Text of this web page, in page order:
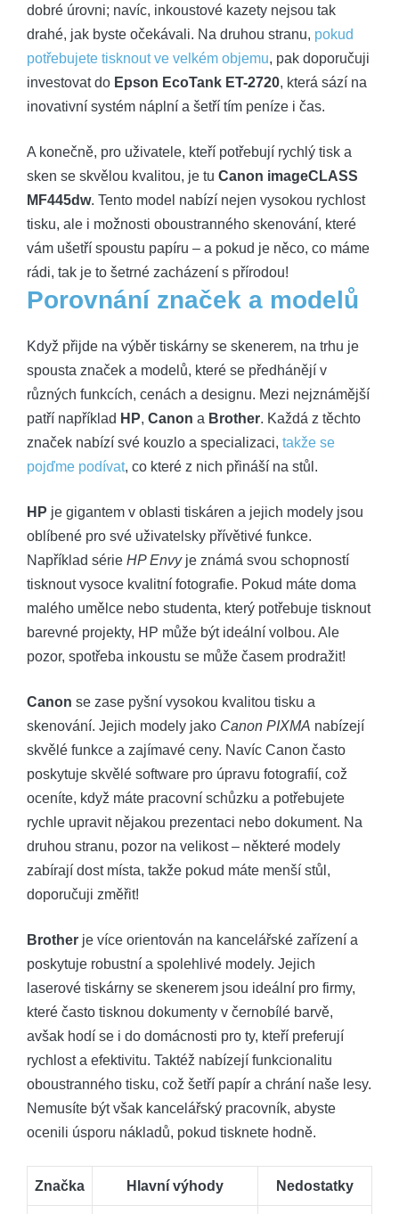
dobré úrovni; navíc, inkoustové kazety nejsou tak
drahé, jak byste očekávali. Na druhou stranu, pokud
potřebujete tisknout ve velkém objemu, pak doporučuji
investovat do Epson EcoTank ET-2720, která sází na
inovativní systém náplní a šetří tím peníze i čas.
A konečně, pro uživatele, kteří potřebují rychlý tisk a
sken se skvělou kvalitou, je tu Canon imageCLASS
MF445dw. Tento model nabízí nejen vysokou rychlost
tisku, ale i možnosti oboustranného skenování, které
vám ušetří spoustu papíru – a pokud je něco, co máme
rádi, tak je to šetrné zacházení s přírodou!
Porovnání značek a modelů
Když přijde na výběr tiskárny se skenerem, na trhu je
spousta značek a modelů, které se předhánějí v
různých funkcích, cenách a designu. Mezi nejznámější
patří například HP, Canon a Brother. Každá z těchto
značek nabízí své kouzlo a specializaci, takže se
pojďme podívat, co které z nich přináší na stůl.
HP je gigantem v oblasti tiskáren a jejich modely jsou
oblíbené pro své uživatelsky přívětivé funkce.
Například série HP Envyje známá svou schopností
tisknout vysoce kvalitní fotografie. Pokud máte doma
malého umělce nebo studenta, který potřebuje tisknout
barevné projekty, HP může být ideální volbou. Ale
pozor, spotřeba inkoustu se může časem prodražit!
Canon se zase pyšní vysokou kvalitou tisku a
skenování. Jejich modely jako Canon PIXMA nabízejí
skvělé funkce a zajímavé ceny. Navíc Canon často
poskytuje skvělé software pro úpravu fotografií, což
oceníte, když máte pracovní schůzku a potřebujete
rychle upravit nějakou prezentaci nebo dokument. Na
druhou stranu, pozor na velikost – některé modely
zabírají dost místa, takže pokud máte menší stůl,
doporučuji změřit!
Brother je více orientován na kancelářské zařízení a
poskytuje robustní a spolehlivé modely. Jejich
laserové tiskárny se skenerem jsou ideální pro firmy,
které často tisknou dokumenty v černobílé barvě,
avšak hodí se i do domácnosti pro ty, kteří preferují
rychlost a efektivitu. Taktéž nabízejí funkcionalitu
oboustranného tisku, což šetří papír a chrání naše lesy.
Nemusíte být však kancelářský pracovník, abyste
ocenili úsporu nákladů, pokud tisknete hodně.
Značka Hlavní výhody Nedostatky